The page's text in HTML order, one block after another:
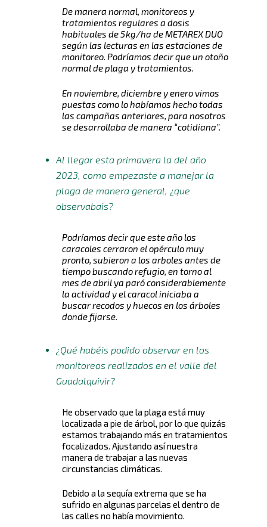
De manera normal, monitoreos y
tratamientos regulares a dosis
habituales de 5kg/ha de METAREX DUO
según las lecturas en las estaciones de
monitoreo. Podríamos decir que un otoño
normal de plaga y tratamientos.
En noviembre, diciembre y enero vimos
puestas como lo habíamos hecho todas
las campañas anteriores, para nosotros
se desarrollaba de manera “cotidiana”.
Al llegar esta primavera la del año
2023, como empezaste a manejar la
plaga de manera general, ¿que
observabais?
Podríamos decir que este año los
caracoles cerraron el opérculo muy
pronto, subieron a los arboles antes de
tiempo buscando refugio, en torno al
mes de abril ya paró considerablemente
la actividad y el caracol iniciaba a
buscar recodos y huecos en los árboles
donde fijarse.
¿Qué habéis podido observar en los
monitoreos realizados en el valle del
Guadalquivir?
He observado que la plaga está muy
localizada a pie de árbol, por lo que quizás
estamos trabajando más en tratamientos
focalizados. Ajustando así nuestra
manera de trabajar a las nuevas
circunstancias climáticas.
Debido a la sequía extrema que se ha
sufrido en algunas parcelas el dentro de
las calles no había movimiento.